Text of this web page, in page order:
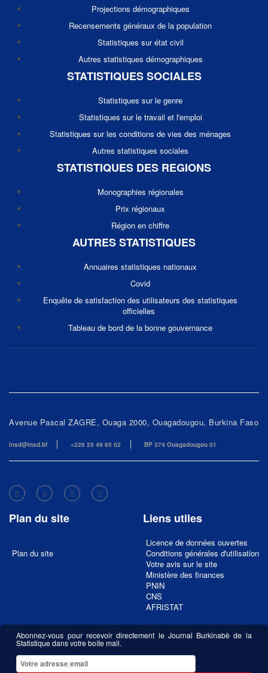
Projections démographiques
Recensements généraux de la population
Statistiques sur état civil
Autres statistiques démographiques
STATISTIQUES SOCIALES
Statistiques sur le genre
Statistiques sur le travail et l'emploi
Statistiques sur les conditions de vies des ménages
Autres statistiques sociales
STATISTIQUES DES REGIONS
Monographies régionales
Prix régionaux
Région en chiffre
AUTRES STATISTIQUES
Annuaires statistiques nationaux
Covid
Enquête de satisfaction des utilisateurs des statistiques
officielles
Tableau de bord de la bonne gouvernance
Avenue Pascal ZAGRE, Ouaga 2000, Ouagadougou, Burkina Faso
insd@insd.bf +226 25 49 85 02 BP 374 Ouagadougou 01
Plan du site
Plan du site
Liens utiles
Licence de données ouvertes
Conditions générales d'utilisation
Votre avis sur le site
Ministère des finances
PNIN
CNS
AFRISTAT
Abonnez-vous pour recevoir directement le Journal Burkinabè de la
Statistique dans votre boîte mail.